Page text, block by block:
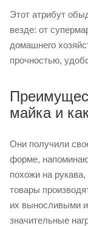
Этот атрибут
везде: от
домашнего
прочностью,
майка и
Они получили
форме,
похожи на
товары
их выносливыми
значительные